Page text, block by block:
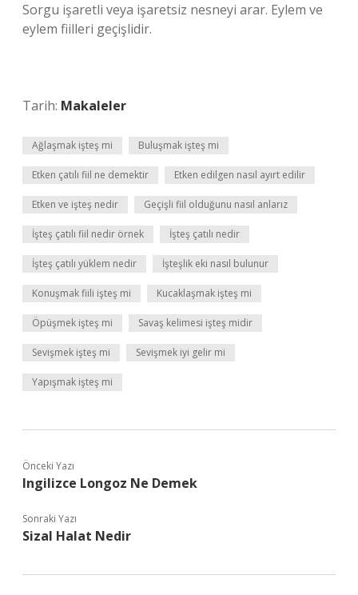
Sorgu işaretli veya işaretsiz nesneyi arar. Eylem ve
eylem fiilleri geçişlidir.
Tarih: Makaleler
Ağlaşmak işteş mi Buluşmak işteş mi
Etken çatılı fiil ne demektir Etken edilgen nasıl ayırt edilir
Etken ve işteş nedir Geçişli fiil olduğunu nasıl anlarız
İşteş çatılı fiil nedir örnek İşteş çatılı nedir
İşteş çatılı yüklem nedir İşteşlik eki nasıl bulunur
Konuşmak fiili işteş mi Kucaklaşmak işteş mi
Öpüşmek işteş mi Savaş kelimesi işteş midir
Sevişmek işteş mi Sevişmek iyi gelir mi
Yapışmak işteş mi
Önceki Yazı
Ingilizce Longoz Ne Demek
Sonraki Yazı
Sizal Halat Nedir